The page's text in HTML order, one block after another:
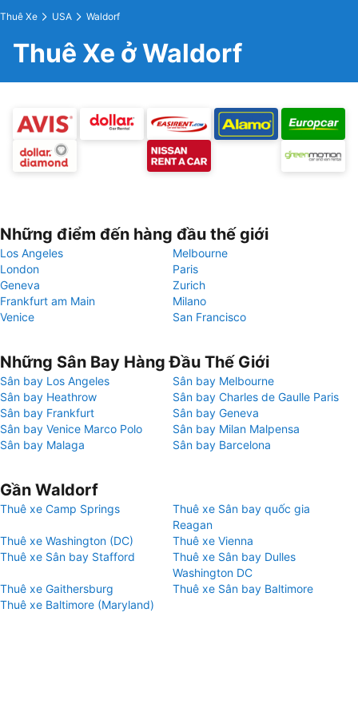
Thuê Xe USA Waldorf
Thuê Xe ở Waldorf
Những điểm đến hàng đầu thế giới
Los Angeles
Melbourne
London
Paris
Geneva
Zurich
Frankfurt am Main
Milano
Venice
San Francisco
Những Sân Bay Hàng Đầu Thế Giới
Sân bay Los Angeles
Sân bay Melbourne
Sân bay Heathrow
Sân bay Charles de Gaulle Paris
Sân bay Frankfurt
Sân bay Geneva
Sân bay Venice Marco Polo
Sân bay Milan Malpensa
Sân bay Malaga
Sân bay Barcelona
Gần Waldorf
Thuê xe Camp Springs
Thuê xe Sân bay quốc gia
Reagan
Thuê xe Washington (DC)
Thuê xe Vienna
Thuê xe Sân bay Stafford
Thuê xe Sân bay Dulles
Washington DC
Thuê xe Gaithersburg
Thuê xe Sân bay Baltimore
Thuê xe Baltimore (Maryland)